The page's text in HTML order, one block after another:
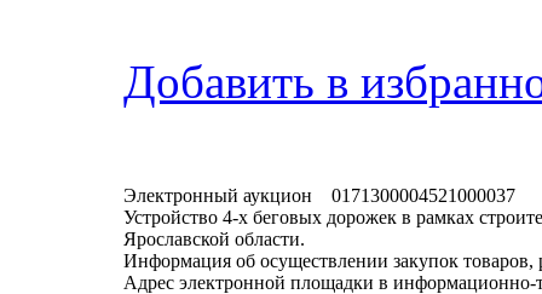
Добавить в
Электронный аукцион 0171300004521000037
Устройство 4-х беговых дорожек в рамках
Ярославской области.
Информация об осуществлении закупок
Адрес электронной площадки в